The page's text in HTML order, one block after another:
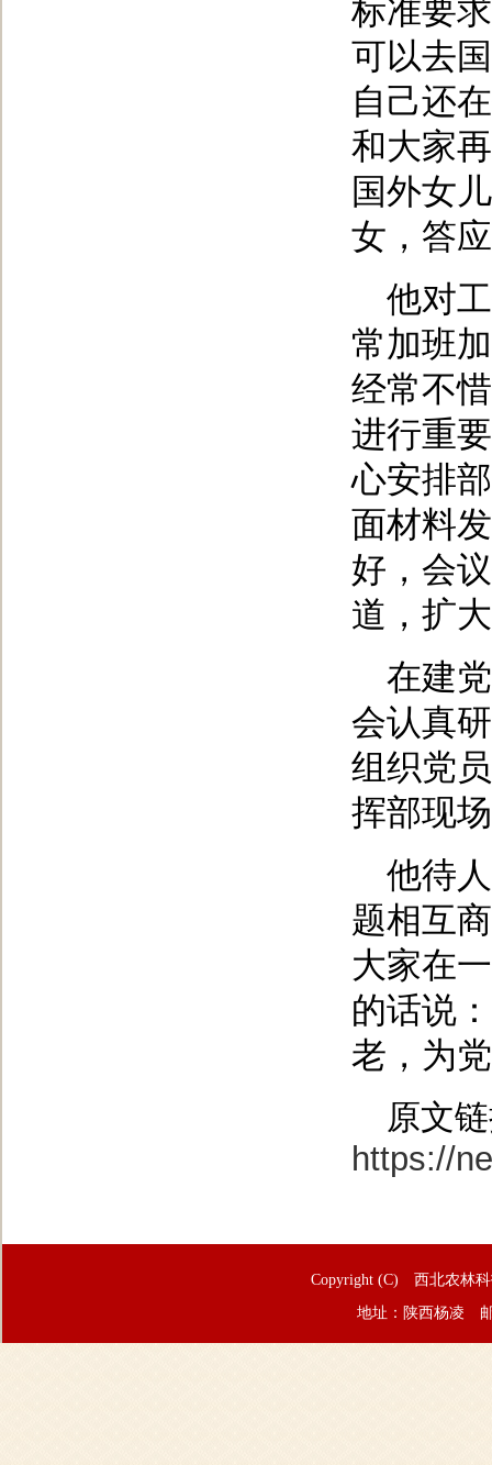
标准要
可以去
自己还
和大家
国外女
女，答
他对
常加班
经常不
进行重
心安排
面材料
好，会
道，扩
在建
会认真
组织党
挥部现
他待
题相互
大家在
的话说
老，为
原文
https://
Copyright (C) 西北农林
地址：陕西杨凌